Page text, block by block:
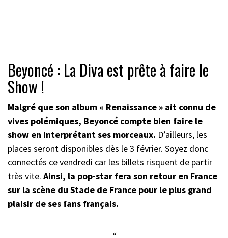
Beyoncé : La Diva est prête à faire le
Show !
Malgré que son album « Renaissance » ait connu de
vives polémiques, Beyoncé compte bien faire le
show en interprétant ses morceaux. D’ailleurs, les
places seront disponibles dès le 3 février. Soyez donc
connectés ce vendredi car les billets risquent de partir
très vite. Ainsi, la pop-star fera son retour en France
sur la scène du Stade de France pour le plus grand
plaisir de ses fans français.